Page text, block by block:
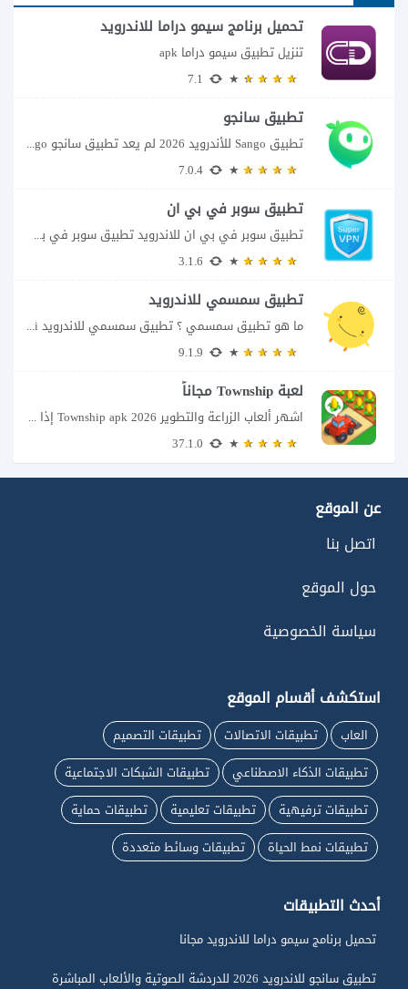
تحميل برنامج سيمو دراما للاندرويد
تنزيل تطبيق سيمو دراما apk
تطبيق سانجو
تطبيق Sango للأندرويد 2026 لم يعد تطبيق سانجو Sango مجرد مساحة لإرسال الرسائل أو...
تطبيق سوبر في بي ان
تطبيق سوبر في بي ان للاندرويد تطبيق سوبر في بي ان من تطبيقات الشبكات...
تطبيق سمسمي للاندرويد
ما هو تطبيق سمسمي ؟ تطبيق سمسمي للاندرويد SimSimi هو برنامج دردشة افتراضية يسمح...
لعبة Township مجاناً
اشهر ألعاب الزراعة والتطوير Township apk 2026 إذا كنت تحب ألعاب الزراعة وبناء المدن،...
عن الموقع
اتصل بنا
حول الموقع
سياسة الخصوصية
استكشف أقسام الموقع
العاب تطبيقات الاتصالات
تطبيقات التصميم
تطبيقات الذكاء الاصطناعي
تطبيقات الشبكات الاجتماعية
تطبيقات ترفيهية
تطبيقات تعليمية
تطبيقات حماية
تطبيقات نمط الحياة
تطبيقات وسائط متعددة
أحدث التطبيقات
تحميل برنامج سيمو دراما للاندرويد مجانا
تطبيق سانجو للاندرويد 2026 للدردشة الصوتية والألعاب المباشرة